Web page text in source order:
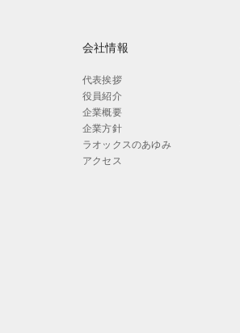
会社情報
代表挨拶
役員紹介
企業概要
企業方針
ラオックスのあゆみ
アクセス